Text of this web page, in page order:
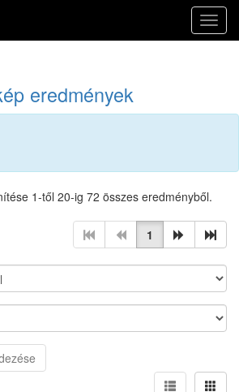
eredmények
1-től 20-ig 72 összes eredményből.
1